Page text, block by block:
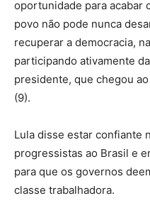
oportunidade para acabar
povo não pode nunca
recuperar a democracia,
participando ativamente
presidente, que chegou
(9).
Lula disse estar confiante
progressistas ao Brasil e
para que os governos
classe trabalhadora.